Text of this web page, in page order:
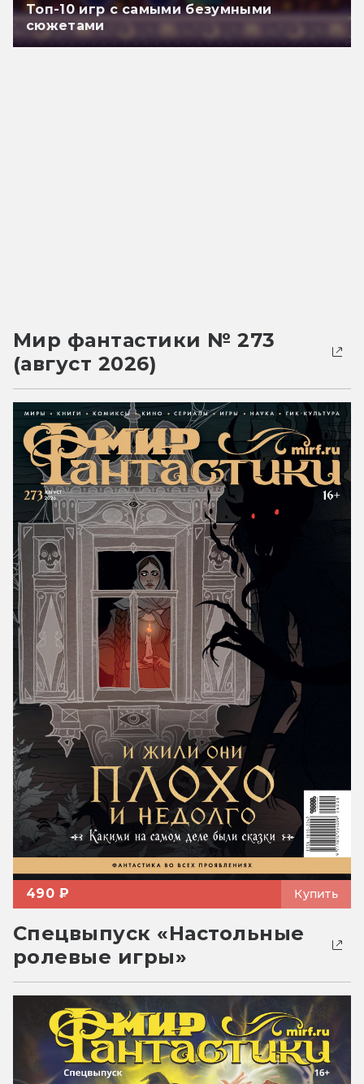
Топ-10 игр с самыми безумными
сюжетами
Мир фантастики № 273
(август 2026)
490 ₽ Купить
Спецвыпуск «Настольные
ролевые игры»